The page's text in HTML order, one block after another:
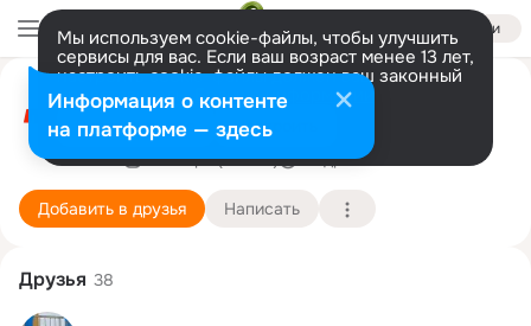
Войти
Мы используем cookie-файлы, чтобы улучшить
сервисы для вас. Если ваш возраст менее 13 лет,
настроить cookie-файлы должен ваш законный
представитель. Больше информации
Разрешить все Настроить
Schlüsseldienst Moja
Дорогие 💖
1 января (26 лет)
Подробнее
Добавить в друзья Написать
Друзья 38
Информация о контенте
на платформе — здесь